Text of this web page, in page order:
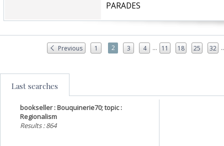
PARADES‎
Previous 1 2 3 4 ... 11 18 25 32
Last searches
bookseller : Bouquinerie70; topic :
Regionalism
Results : 864